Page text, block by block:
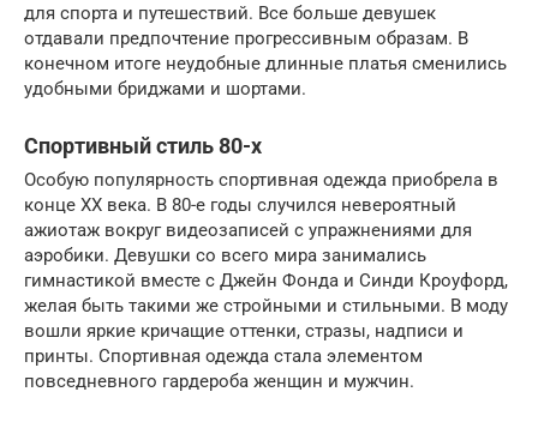
для спорта и путешествий. Все больше девушек
отдавали предпочтение прогрессивным образам. В
конечном итоге неудобные длинные платья сменились
удобными бриджами и шортами.
Спортивный стиль 80-х
Особую популярность спортивная одежда приобрела в
конце XX века. В 80-е годы случился невероятный
ажиотаж вокруг видеозаписей с упражнениями для
аэробики. Девушки со всего мира занимались
гимнастикой вместе с Джейн Фонда и Синди Кроуфорд,
желая быть такими же стройными и стильными. В моду
вошли яркие кричащие оттенки, стразы, надписи и
принты. Спортивная одежда стала элементом
повседневного гардероба женщин и мужчин.